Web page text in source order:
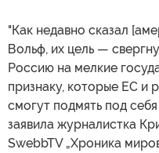
"Как недавно сказал
Вольф, их цель —
Россию на мелкие
признаку, которые ЕС и
смогут подмять под
заявила журналистка
SwebbTV „Хроника